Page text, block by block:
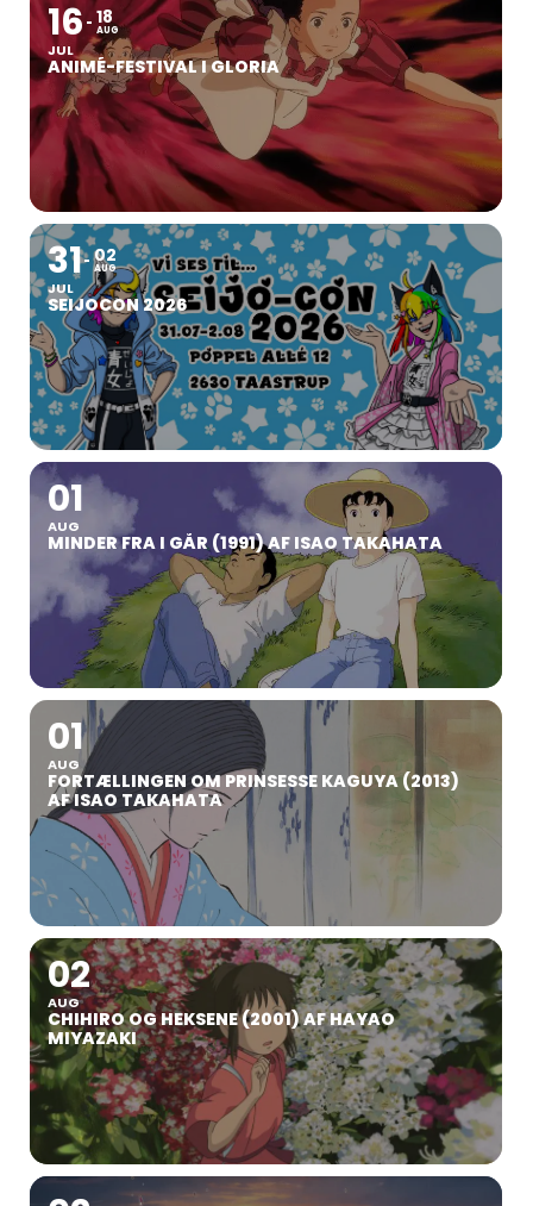
16
JUL
18
AUG
ANIMÉ-FESTIVAL I GLORIA
31
JUL
02
AUG
SEIJOCON 2026
01
AUG
MINDER FRA I GÅR (1991) AF ISAO TAKAHATA
01
AUG
FORTÆLLINGEN OM PRINSESSE KAGUYA (2013)
AF ISAO TAKAHATA
02
AUG
CHIHIRO OG HEKSENE (2001) AF HAYAO
MIYAZAKI